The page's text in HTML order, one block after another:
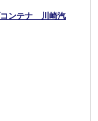
ンテナ 川崎汽